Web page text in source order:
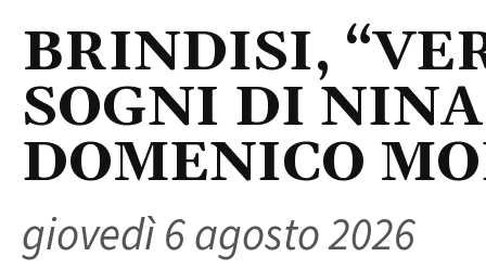
BRINDISI,
SOGNI DI
DOMENICO
giovedì 6 agosto 2026